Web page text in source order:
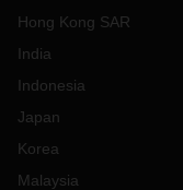
Hong Kong SAR
India
Indonesia
Japan
Korea
Malaysia